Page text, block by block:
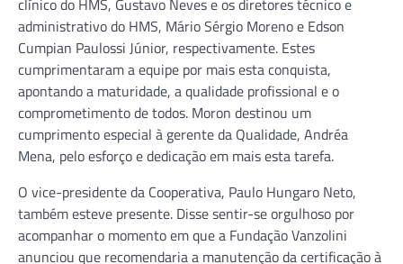
administrativo do HMS, Mário Sérgio Moreno e Edson
Cumpian Paulossi Júnior, respectivamente. Estes
cumprimentaram a equipe por mais esta conquista,
apontando a maturidade, a qualidade profissional e o
comprometimento de todos. Moron destinou um
cumprimento especial à gerente da Qualidade, Andréa
Mena, pelo esforço e dedicação em mais esta tarefa.
O vice-presidente da Cooperativa, Paulo Hungaro Neto,
também esteve presente. Disse sentir-se orgulhoso por
acompanhar o momento em que a Fundação Vanzolini
anunciou que recomendaria a manutenção da certificação à